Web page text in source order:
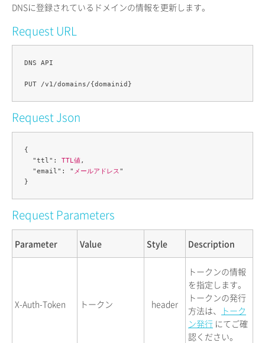
サービス一覧
サポート
DNSに登録されているドメインの情報を更新します。
Request URL
DNS API
Request Json
{
  "ttl":
TTL値,
  "email": "
メールアドレス"
Request Parameters
Parameter Value Style Description
X-Auth-Token トークン header
トークンの情報
を指定します。
トークンの発行
方法は、
トーク
ン発行 にてご確
認ください。